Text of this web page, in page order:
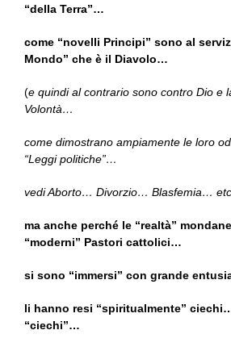
“della Terra”…
come “novelli Principi” sono al
Mondo” che è il Diavolo…
(e quindi al contrario sono contro Dio e
Volontà…
come dimostrano ampiamente le loro
“Leggi politiche”…
vedi Aborto… Divorzio… Blasfemia…
ma anche perché le “realtà”
“moderni” Pastori cattolici…
si sono “immersi” con grande
li hanno resi “spiritualmente”
“ciechi”…